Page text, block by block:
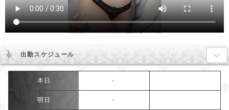
出勤スケジュール
本日
明日